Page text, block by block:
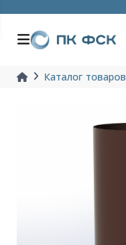
Каталог товаров